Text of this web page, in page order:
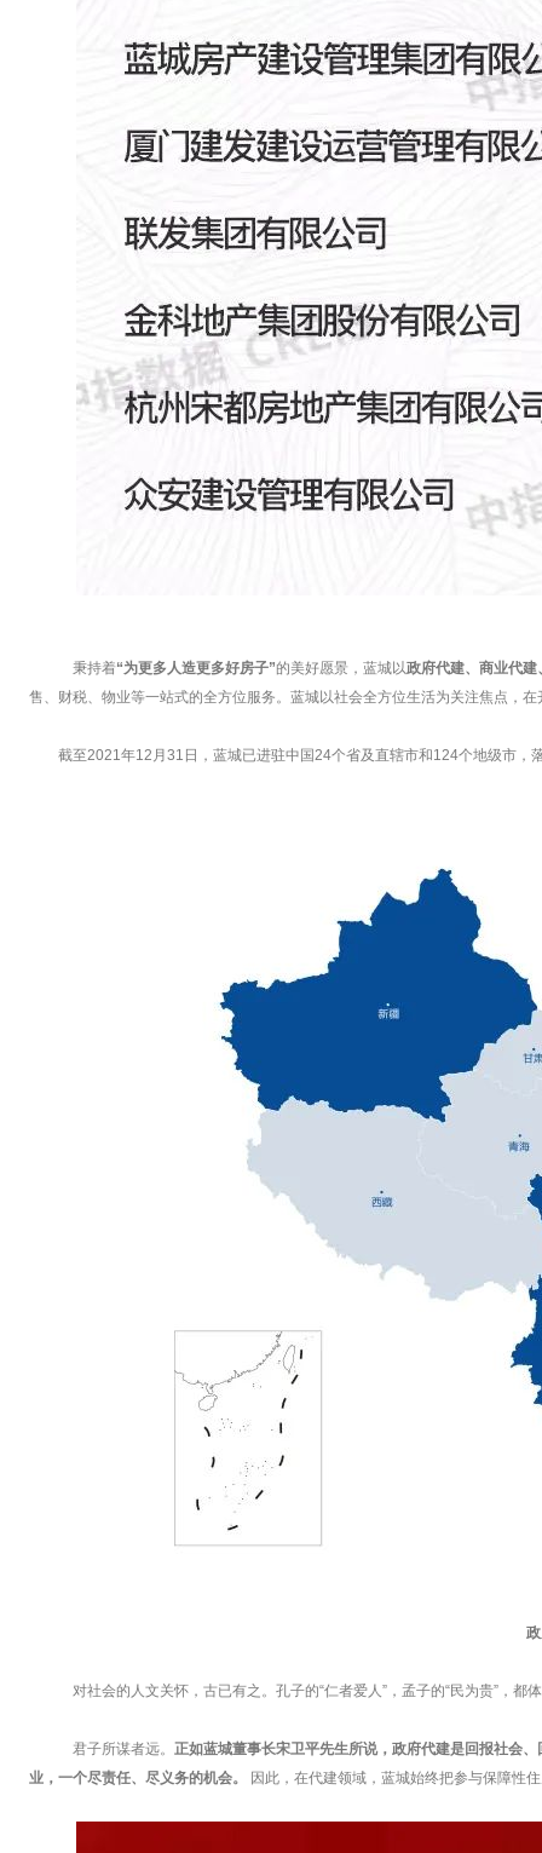
秉持着“为更多人造更多好房子”的美好愿景，蓝城以政府代建、商业代建
售、财税、物业等一站式的全方位服务。蓝城以社会全方位生活为关注焦点，在
截至2021年12月31日，蓝城已进驻中国24个省及直辖市和124个地级市，
对社会的人文关怀，古已有之。孔子的“仁者爱人”，孟子的“民为贵”，都
君子所谋者远。 正如蓝城董事长宋卫平先生所说，政府代建是回报社会
业，一个尽责任、尽义务的机会。
因此，在代建领域，蓝城始终把参与保障性